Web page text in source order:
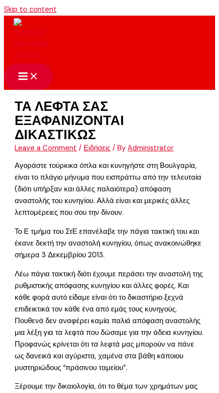
Skip to content
ΤΑ ΛΕΦΤΑ ΣΑΣ
ΕΞΑΦΑΝΙΖΟΝΤΑΙ
ΔΙΚΑΣΤΙΚΩΣ
Leave a Comment / Ειδήσεις / ByAdministrator
Αγοράστε τούρκικα όπλα και κυνηγήστε στη Βουλγαρία,
είναι το πλάγιο μήνυμα που εισπράττω από την τελευταία
(διότι υπήρξαν και άλλες παλαιότερα) απόφαση
αναστολής του κυνηγίου. Αλλά είναι και μερικές άλλες
λεπτομέρειες που σου την δίνουν.
Το Ε τμήμα του ΣτΕ επανέλαβε την πάγια τακτική του και
έκανε δεκτή την αναστολή κυνηγίου, όπως ανακοινώθηκε
σήμερα 3 Δεκεμβρίου 2013.
Λέω πάγια τακτική διότι έχουμε περάσει την αναστολή της
ρυθμιστικής απόφασης κυνηγίου και άλλες φορές. Και
κάθε φορά αυτό είδαμε είναι ότι το δικαστήριο ξεχνά
επιδεικτικά τον κάθε ένα από εμάς τους κυνηγούς.
Πουθενά δεν αναφέρει καμία παλιά απόφαση αναστολής
μια λέξη για τα λεφτά που δώσαμε για την άδεια κυνηγίου.
Προφανώς κρίνεται ότι τα λεφτά μας μπορούν να πάνε
ως δανεικά και αγύριστα, χαμένα στα βάθη κάποιου
μυστηριώδους “πράσινου ταμείου”.
Ξέρουμε την δικαιολογία, ότι το θέμα των χρημάτων μας